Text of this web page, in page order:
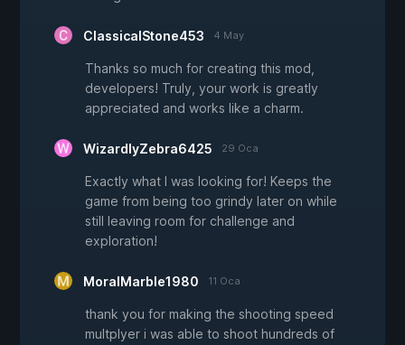
ClassicalStone453 4 May
Thanks so much for creating this mod,
developers! Truly, your work is greatly
appreciated and works like a charm.
WizardlyZebra6425 29 Oca
Exactly what I was looking for! Keeps the
game from being too grindy later on while
still leaving room for challenge and
exploration!
MoralMarble1980 11 Oca
thank you for making the shooting speed
multplyer i was able to shoot hundreds of